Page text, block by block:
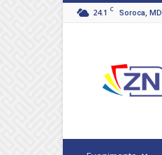
24.1 C Soroca, MD
Nostru